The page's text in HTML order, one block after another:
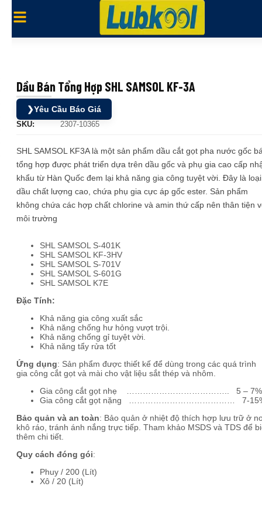
Dầu Bán Tổng Hợp SHL SAMSOL KF-3A
❯Yêu Cầu Báo Giá
SKU: 2307-10365
SHL SAMSOL KF3A là một sản phẩm dầu cắt gọt pha nước gốc
tổng hợp được phát triển dựa trên dầu gốc và phụ gia cao cấp
khẩu từ Hàn Quốc đem lại khả năng gia công tuyệt vời. Đây là loại
dầu chất lượng cao, chứa phụ gia cực áp gốc ester. Sản phẩm
không chứa các hợp chất chlorine và amin thứ cấp nên thân tiện
môi trường
SHL SAMSOL S-401K
SHL SAMSOL KF-3HV
SHL SAMSOL S-701V
SHL SAMSOL S-601G
SHL SAMSOL K7E
Đặc Tính:
Khả năng gia công xuất sắc
Khả năng chống hư hỏng vượt trội.
Khả năng chống gỉ tuyệt vời.
Khả năng tẩy rửa tốt
Ứng dụng: Sản phẩm được thiết kế để dùng trong các quá trình
gia công cắt gọt và mài cho vật liệu sắt thép và nhôm.
Gia công cắt gọt nhẹ ……………………………….. 5 – 7%
Gia công cắt gọt nặng ………………………………… 7-
Bảo quản và an toàn: Bảo quản ở nhiệt độ thích hợp lưu trữ ở
khô ráo, tránh ánh nắng trực tiếp. Tham khảo MSDS và TDS để
thêm chi tiết.
Quy cách đóng gói:
Phuy / 200 (Lít)
Xô / 20 (Lít)